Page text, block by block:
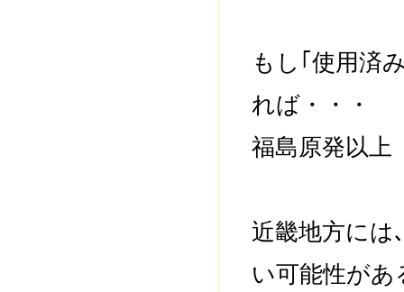
もし｢使用済
れば・・・
福島原発以
近畿地方に
い可能性があ